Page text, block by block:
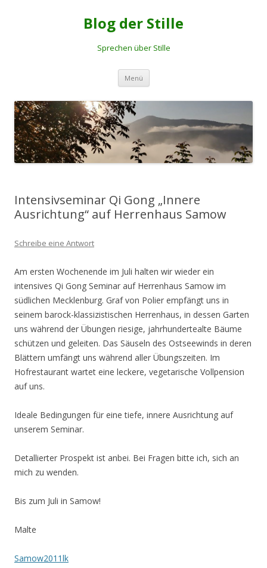
Blog der Stille
Sprechen über Stille
Menü Springe
Inhalt
Intensivseminar Qi Gong „Innere
Ausrichtung“ auf Herrenhaus Samow
Schreibe eine Antwort
Am ersten Wochenende im Juli halten wir wieder ein
intensives Qi Gong Seminar auf Herrenhaus Samow im
südlichen Mecklenburg. Graf von Polier empfängt uns in
seinem barock-klassizistischen Herrenhaus, in dessen Garten
uns während der Übungen riesige, jahrhundertealte Bäume
schützen und geleiten. Das Säuseln des Ostseewinds in deren
Blättern umfängt uns während aller Übungszeiten. Im
Hofrestaurant wartet eine leckere, vegetarische Vollpension
auf uns.
Ideale Bedingungen für eine tiefe, innere Ausrichtung auf
unserem Seminar.
Detallierter Prospekt ist anbei. Bei Fragen bitte ich, sich an
mich zu wenden.
Bis zum Juli in Samow!
Malte
Samow2011lk